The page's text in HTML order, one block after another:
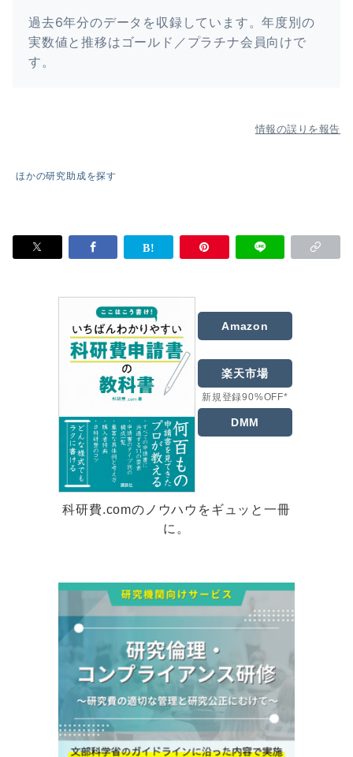
過去6年分のデータを収録しています。年度別の
実数値と推移はゴールド／プラチナ会員向けで
す。
情報の誤りを報告
ほかの研究助成を探す
Amazon
楽天市場
新規登録90%OFF*
DMM
科研費.comのノウハウをギュッと一冊
に。